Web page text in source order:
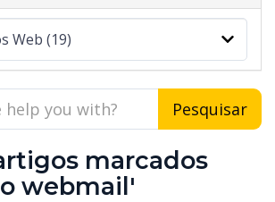
marcados
webmail'